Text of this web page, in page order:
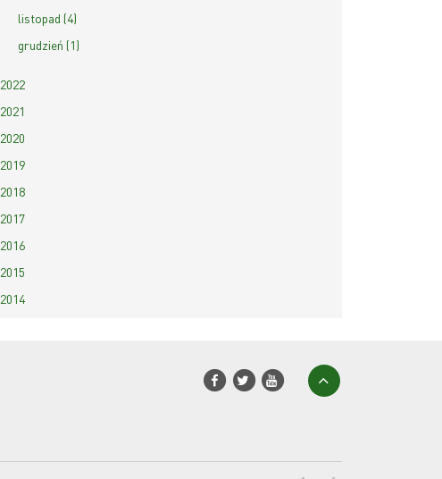
listopad (4)
grudzień (1)
2022
2021
2020
2019
2018
2017
2016
2015
2014